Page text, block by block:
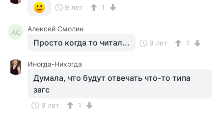
9 лет
1
АС Алексей Смолин
Просто когда то читал... 9 лет 1
Иногда-Никогда
Думала, что будут отвечать что-то типа
загс
9 лет 1